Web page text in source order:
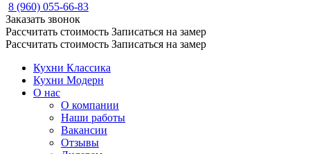
8 (960) 055-66-83
Заказать звонок
Рассчитать стоимость Записаться на замер
Рассчитать стоимость Записаться на замер
Кухни Классика
Кухни Модерн
О нас
О компании
Наши работы
Вакансии
Отзывы